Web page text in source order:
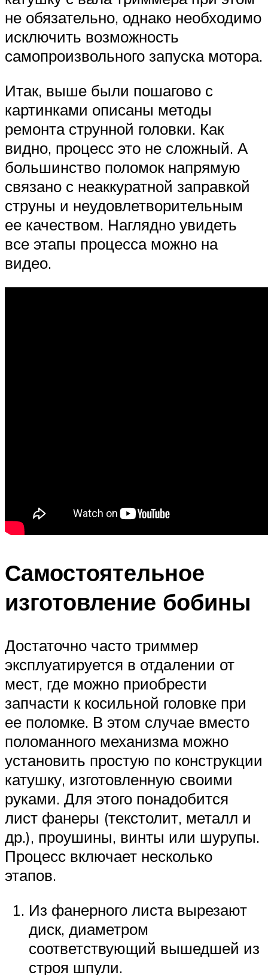
не обязательно, однако необходимо
исключить возможность
самопроизвольного запуска мотора.
Итак, выше были пошагово с
картинками описаны методы
ремонта струнной головки. Как
видно, процесс это не сложный. А
большинство поломок напрямую
связано с неаккуратной заправкой
струны и неудовлетворительным
ее качеством. Наглядно увидеть
все этапы процесса можно на
видео.
Самостоятельное
изготовление бобины
Достаточно часто триммер
эксплуатируется в отдалении от
мест, где можно приобрести
запчасти к косильной головке при
ее поломке. В этом случае вместо
поломанного механизма можно
установить простую по конструкции
катушку, изготовленную своими
руками. Для этого понадобится
лист фанеры (текстолит, металл и
др.), проушины, винты или шурупы.
Процесс включает несколько
этапов.
Из фанерного листа вырезают
диск, диаметром
соответствующий вышедшей из
строя шпули.